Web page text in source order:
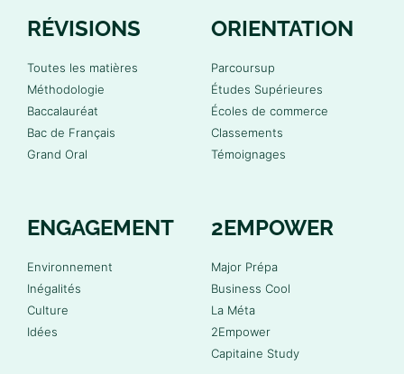
RÉVISIONS
Toutes les matières
Méthodologie
Baccalauréat
Bac de Français
Grand Oral
ORIENTATION
Parcoursup
Études Supérieures
Écoles de commerce
Classements
Témoignages
ENGAGEMENT
Environnement
Inégalités
Culture
Idées
2EMPOWER
Major Prépa
Business Cool
La Méta
2Empower
Capitaine Study